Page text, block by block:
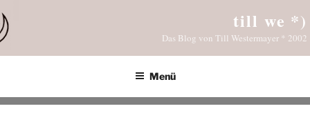
Inhalt
springen
till we *)
Das Blog von Till Westermayer * 2002
Menü